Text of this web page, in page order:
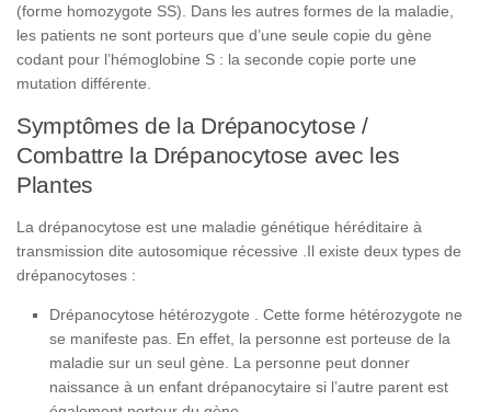
(forme homozygote SS). Dans les autres formes de la maladie,
les patients ne sont porteurs que d’une seule copie du gène
codant pour l’hémoglobine S : la seconde copie porte une
mutation différente.
Symptômes de la Drépanocytose /
Combattre la Drépanocytose avec les
Plantes
La drépanocytose est une maladie génétique héréditaire à
transmission dite autosomique récessive .Il existe deux types de
drépanocytoses :
Drépanocytose hétérozygote . Cette forme hétérozygote ne
se manifeste pas. En effet, la personne est porteuse de la
maladie sur un seul gène. La personne peut donner
naissance à un enfant drépanocytaire si l’autre parent est